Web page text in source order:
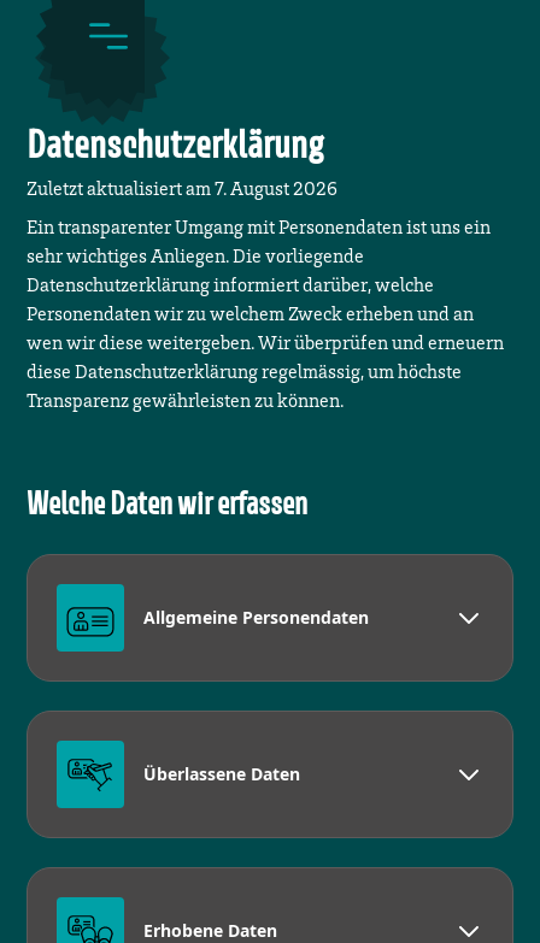
Datenschutzerklärung
Zuletzt aktualisiert am7. August 2026
Ein transparenter Umgang mit Personendaten ist uns ein
sehr wichtiges Anliegen. Die vorliegende
Datenschutzerklärung informiert darüber, welche
Personendaten wir zu welchem Zweck erheben und an
wen wir diese weitergeben. Wir überprüfen und erneuern
diese Datenschutzerklärung regelmässig, um höchste
Transparenz gewährleisten zu können.
Welche Daten wir erfassen
Allgemeine Personendaten
Überlassene Daten
Erhobene Daten